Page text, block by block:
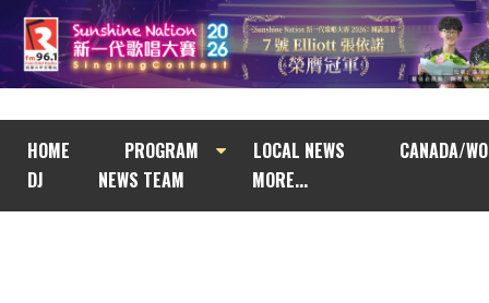
HOME PROGRAM LOCAL NEWS
CANADA/
DJ
NEWS TEAM MORE...